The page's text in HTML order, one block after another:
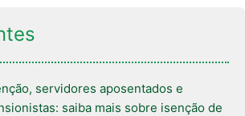
servidores aposentados e
saiba mais sobre isenção de